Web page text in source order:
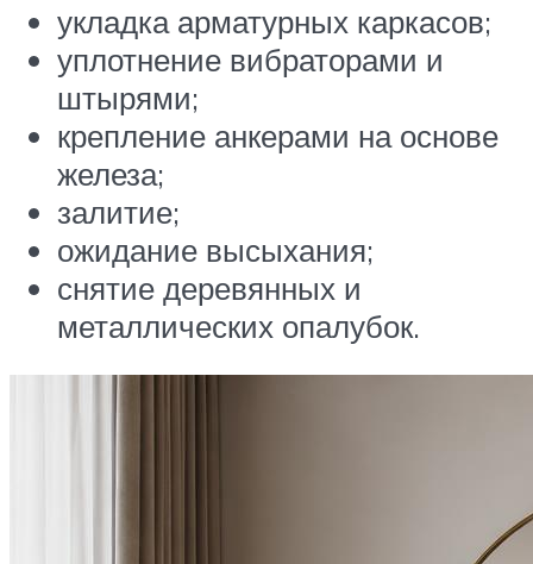
укладка арматурных каркасов;
уплотнение вибраторами и
штырями;
крепление анкерами на основе
железа;
залитие;
ожидание высыхания;
снятие деревянных и
металлических опалубок.